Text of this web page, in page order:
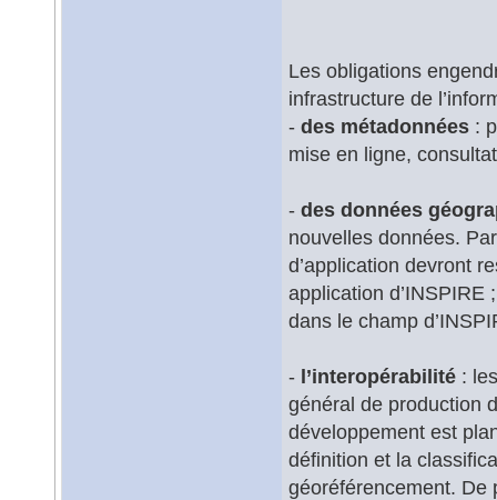
Les obligations
infrastructure de
- des métadonnées :
mise en ligne,
- des données
nouvelles données.
d’application devront
application
dans le champ
- l’interopérabilité :
général de production
développement est
définition et la
géoréférencement. De